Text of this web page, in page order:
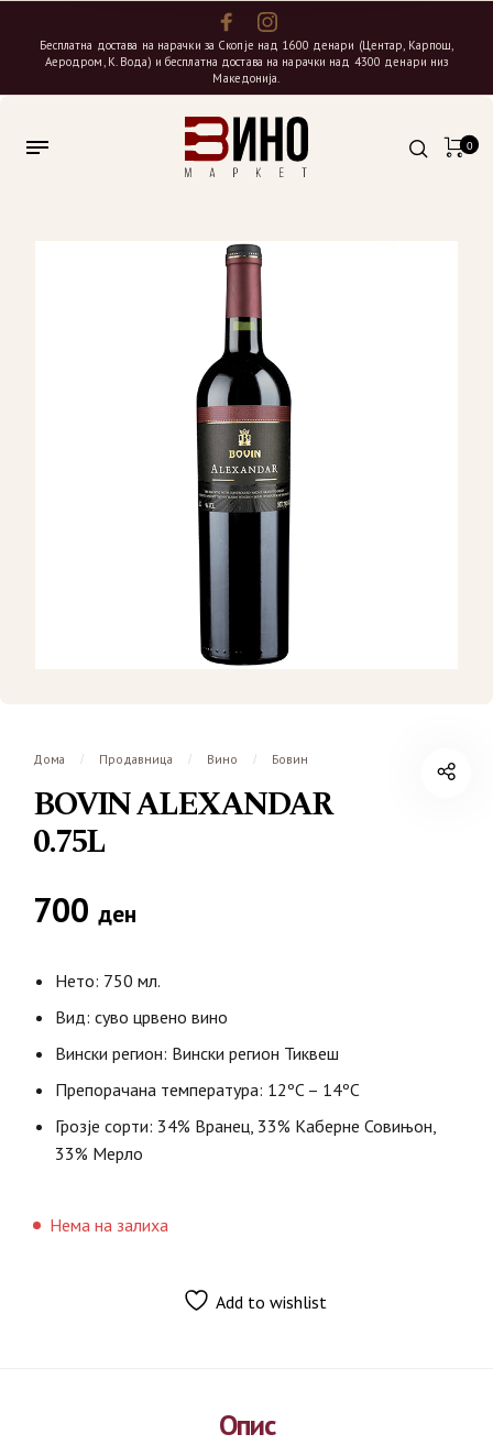
Бесплатна достава на нарачки за Скопје над 1600 денари (Центар, Карпош,
Аеродром, К. Вода) и бесплатна достава на нарачки над 4300 денари низ
Македонија.
0
Дома / Продавница / Вино / Бовин
BOVIN ALEXANDAR
0.75L
700 ден
Нето: 750 мл.
Вид: суво црвено вино
Вински регион: Вински регион Тиквеш
Препорачана температура: 12ºC – 14ºC
Грозје сорти: 34% Вранец, 33% Каберне Совињон,
33% Мерло
Нема на залиха
Add to wishlist
Опис